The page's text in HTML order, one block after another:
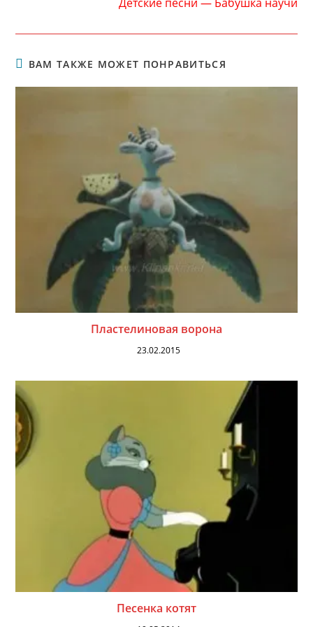
Детские песни — Бабушка научи
ВАМ ТАКЖЕ МОЖЕТ ПОНРАВИТЬСЯ
Пластелиновая ворона
23.02.2015
Песенка котят